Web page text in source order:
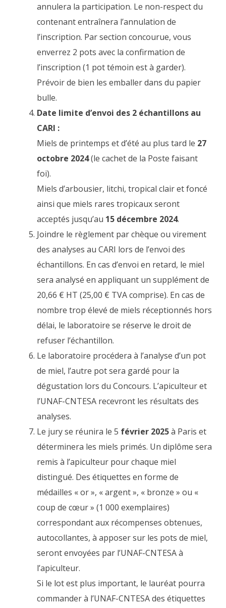
annulera la participation. Le non-respect du
contenant entraînera l’annulation de
l’inscription. Par section concourue, vous
enverrez 2 pots avec la confirmation de
l’inscription (1 pot témoin est à garder).
Prévoir de bien les emballer dans du papier
bulle.
Date limite d’envoi des 2 échantillons au
CARI :
Miels de printemps et d’été au plus tard le 27
octobre 2024(le cachet de la Poste faisant
foi).
Miels d’arbousier, litchi, tropical clair et foncé
ainsi que miels rares tropicaux seront
acceptés jusqu’au 15 décembre 2024.
Joindre le règlement par chèque ou virement
des analyses au CARI lors de l’envoi des
échantillons. En cas d’envoi en retard, le miel
sera analysé en appliquant un supplément de
20,66 € HT (25,00 € TVA comprise). En cas de
nombre trop élevé de miels réceptionnés hors
délai, le laboratoire se réserve le droit de
refuser l’échantillon.
Le laboratoire procédera à l’analyse d’un pot
de miel, l’autre pot sera gardé pour la
dégustation lors du Concours. L’apiculteur et
l’UNAF-CNTESA recevront les résultats des
analyses.
Le jury se réunira le 5 février 2025à Paris et
déterminera les miels primés. Un diplôme sera
remis à l’apiculteur pour chaque miel
distingué. Des étiquettes en forme de
médailles « or », « argent », « bronze » ou «
coup de cœur » (1 000 exemplaires)
correspondant aux récompenses obtenues,
autocollantes, à apposer sur les pots de miel,
seront envoyées par l’UNAF-CNTESA à
l’apiculteur.
Si le lot est plus important, le lauréat pourra
commander à l’UNAF-CNTESA des étiquettes